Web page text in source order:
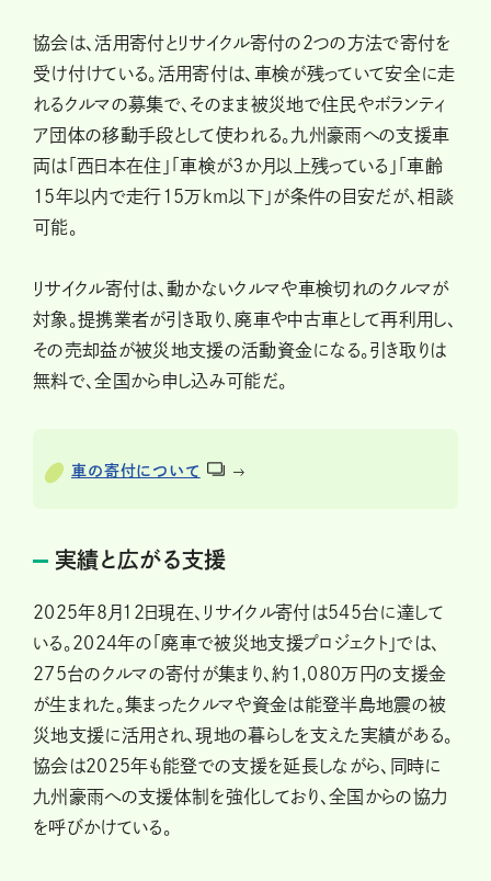
協会は、活用寄付とリサイクル寄付の2つの方法で寄付を
受け付けている。活用寄付は、車検が残っていて安全に走
れるクルマの募集で、そのまま被災地で住民やボランティ
ア団体の移動手段として使われる。九州豪雨への支援車
両は「西日本在住」「車検が3か月以上残っている」「車齢
15年以内で走行15万km以下」が条件の目安だが、相談
可能。
リサイクル寄付は、動かないクルマや車検切れのクルマが
対象。提携業者が引き取り、廃車や中古車として再利用し、
その売却益が被災地支援の活動資金になる。引き取りは
無料で、全国から申し込み可能だ。
車の寄付について
実績と広がる支援
2025年8月12日現在、リサイクル寄付は545台に達して
いる。2024年の「廃車で被災地支援プロジェクト」では、
275台のクルマの寄付が集まり、約1,080万円の支援金
が生まれた。集まったクルマや資金は能登半島地震の被
災地支援に活用され、現地の暮らしを支えた実績がある。
協会は2025年も能登での支援を延長しながら、同時に
九州豪雨への支援体制を強化しており、全国からの協力
を呼びかけている。